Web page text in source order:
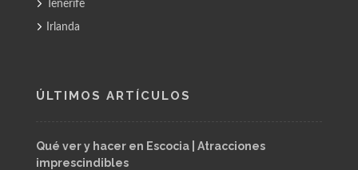
Tenerife
Irlanda
ÚLTIMOS ARTÍCULOS
Qué ver y hacer en Escocia | Atracciones
imprescindibles